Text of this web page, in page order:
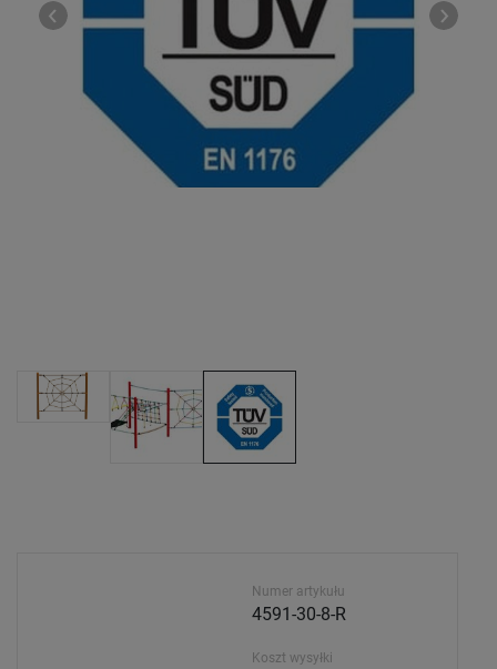
Numer artykułu
4591-30-8-R
Koszt wysyłki